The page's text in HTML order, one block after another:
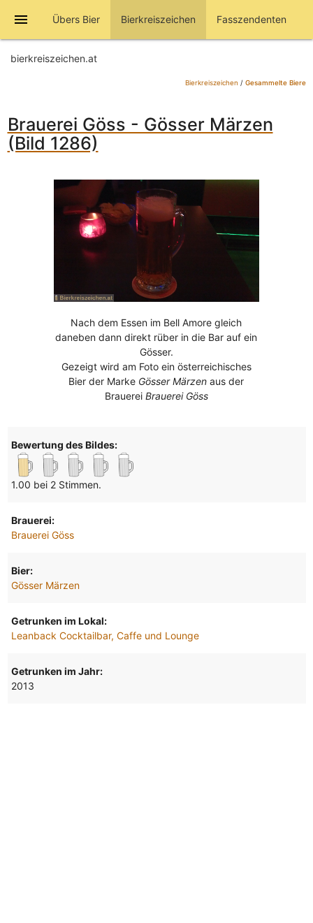
menu Übers Bier Bierkreiszeichen Fasszendenten
bierkreiszeichen.at
Bierkreiszeichen / Gesammelte Biere
Brauerei Göss - Gösser Märzen
(Bild 1286)
Nach dem Essen im Bell Amore gleich
daneben dann direkt rüber in die Bar auf ein
Gösser.
Gezeigt wird am Foto ein österreichisches
Bier der Marke Gösser Märzen aus der
Brauerei Brauerei Göss
Bewertung des Bildes:
1.00 bei 2 Stimmen.
Brauerei:
Brauerei Göss
Bier:
Gösser Märzen
Getrunken im Lokal:
Leanback Cocktailbar, Caffe und Lounge
Getrunken im Jahr:
2013